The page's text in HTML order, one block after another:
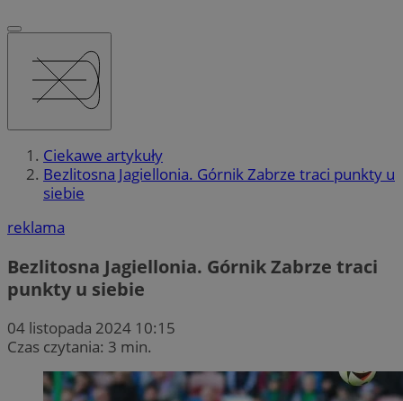
Ciekawe artykuły
Bezlitosna Jagiellonia. Górnik Zabrze traci punkty u
siebie
reklama
Bezlitosna Jagiellonia. Górnik Zabrze traci
punkty u siebie
04 listopada 2024 10:15
Czas czytania: 3 min.